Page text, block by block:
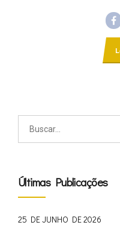
Últimas Publicações
25 DE JUNHO DE 2026